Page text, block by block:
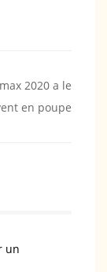
2020 a le
en poupe
un